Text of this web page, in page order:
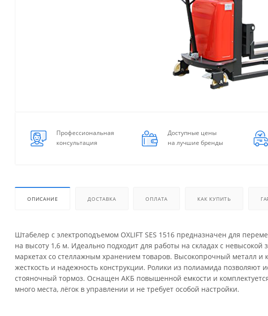
Профессиональная
консультация
Доступные цены
на лучшие бренды
ОПИСАНИЕ ДОСТАВКА ОПЛАТА КАК КУПИТЬ
Штабелер с электроподъемом OXLIFT SES 1516 предназначен для
на высоту 1,6 м. Идеально подходит для работы на складах с
маркетах со стеллажным хранением товаров. Высокопрочный металл и
жесткость и надежность конструкции. Ролики из полиамида
стояночный тормоз. Оснащен АКБ повышенной емкости и
много места, лёгок в управлении и не требует особой настройки.